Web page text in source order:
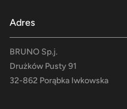
Adres
BRUNO Sp.j.
Drużków Pusty 91
32-862 Porąbka Iwkowska